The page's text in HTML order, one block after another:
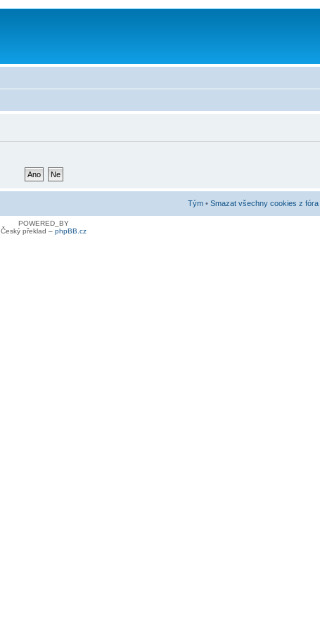
Tým • Smazat všechny cookies z fóra
POWERED_BY
Český překlad – phpBB.cz